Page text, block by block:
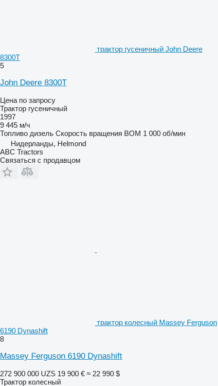
трактор гусеничный John Deere
8300T
5
John Deere 8300T
Цена по запросу
Трактор гусеничный
1997
9 445 м/ч
Топливо дизель Скорость вращения ВОМ 1 000 об/мин
Нидерланды, Helmond
ABC Tractors
Связаться с продавцом
трактор колесный Massey Ferguson
6190 Dynashift
8
Massey Ferguson 6190 Dynashift
272 900 000 UZS 19 900 € ≈ 22 990 $
Трактор колесный